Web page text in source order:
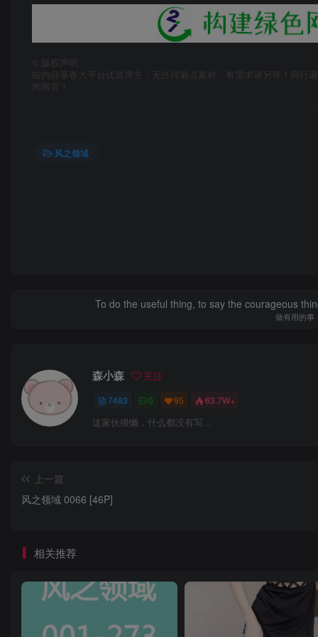
版权声明
站内分享各大平台优质博主，无任何漏点素材，有需求请另寻！同
闭网页！
风之领域
To do the useful thing, to say the courageous
做有用的事
森小森 关注
7483 0 95 63.7W+
这家伙很懒，什么都没有写...
上一篇
风之领域 0066 [46P]
相关推荐